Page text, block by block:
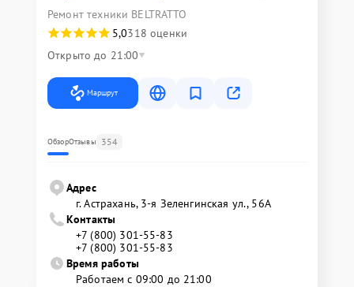
Ремонт техники BELTRATTO
5,0318 оценки
Открыто до 21:00
Маршрут
ОбзорОтзывы 354
Адрес
г. Астрахань, 3-я Зеленгинская ул., 56А
Контакты
+7 (800) 301-55-83
+7 (800) 301-55-83
Время работы
Работаем с 09:00 до 21:00